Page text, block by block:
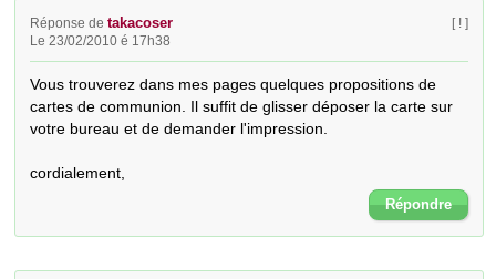
Réponse detakacoser
Le 23/02/2010 é 17h38
[ ! ]
Vous trouverez dans mes pages quelques propositions de
cartes de communion. Il suffit de glisser déposer la carte sur
votre bureau et de demander l'impression.
cordialement,
Répondre